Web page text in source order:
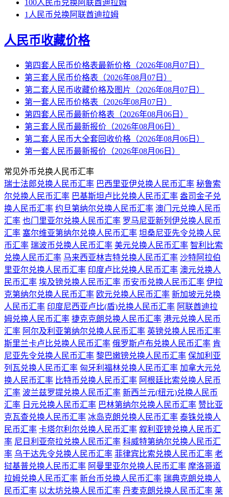
100人民币兑换阿联酋迪拉姆
1人民币兑换阿联酋迪拉姆
人民币收藏价格
第四套人民币价格表最新价格（2026年08月07日）
第三套人民币价格表（2026年08月07日）
第二套人民币收藏价格及图片（2026年08月07日）
第一套人民币价格表（2026年08月07日）
第四套人民币最新价格表（2026年08月06日）
第三套人民币最新报价（2026年08月06日）
第二套人民币大全套回收价格（2026年08月06日）
第一套人民币最新报价（2026年08月06日）
常见外币兑换人民币汇率
瑞士法郎兑换人民币汇率 巴西里亚伊兑换人民币汇率 秘鲁索
尔兑换人民币汇率 巴基斯坦卢比兑换人民币汇率 盎司金子兑
换人民币汇率 约旦第纳尔兑换人民币汇率 澳门元兑换人民币
汇率 也门里亚尔兑换人民币汇率 罗马尼亚新列伊兑换人民币
汇率 塞尔维亚第纳尔兑换人民币汇率 坦桑尼亚先令兑换人民
币汇率 瑞波币兑换人民币汇率 美元兑换人民币汇率 智利比索
兑换人民币汇率 马来西亚林吉特兑换人民币汇率 沙特阿拉伯
里亚尔兑换人民币汇率 印度卢比兑换人民币汇率 澳元兑换人
民币汇率 埃及镑兑换人民币汇率 币安币兑换人民币汇率 伊拉
克第纳尔兑换人民币汇率 欧元兑换人民币汇率 新加坡元兑换
人民币汇率 印度尼西亚卢比(盾)兑换人民币汇率 阿联酋迪拉
姆兑换人民币汇率 捷克克朗兑换人民币汇率 港元兑换人民币
汇率 阿尔及利亚第纳尔兑换人民币汇率 英镑兑换人民币汇率
斯里兰卡卢比兑换人民币汇率 俄罗斯卢布兑换人民币汇率 肯
尼亚先令兑换人民币汇率 黎巴嫩镑兑换人民币汇率 保加利亚
列瓦兑换人民币汇率 匈牙利福林兑换人民币汇率 加拿大元兑
换人民币汇率 比特币兑换人民币汇率 阿根廷比索兑换人民币
汇率 波兰兹罗提兑换人民币汇率 新西兰元(纽元)兑换人民币
汇率 日元兑换人民币汇率 巴林第纳尔兑换人民币汇率 赞比亚
克瓦查兑换人民币汇率 冰岛克朗兑换人民币汇率 泰铢兑换人
民币汇率 卡塔尔利尔兑换人民币汇率 叙利亚镑兑换人民币汇
率 尼日利亚奈拉兑换人民币汇率 科威特第纳尔兑换人民币汇
率 乌干达先令兑换人民币汇率 菲律宾比索兑换人民币汇率 老
挝基普兑换人民币汇率 阿曼里亚尔兑换人民币汇率 摩洛哥道
拉姆兑换人民币汇率 新台币兑换人民币汇率 瑞典克朗兑换人
民币汇率 以太坊兑换人民币汇率 丹麦克朗兑换人民币汇率 莱